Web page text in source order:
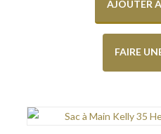
AJOUTER
FAIRE